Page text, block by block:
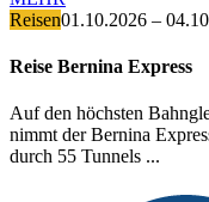
Reisen01.10.2026 –
Reise Bernina Express
Auf den höchsten
nimmt der Bernina
durch 55 Tunnels ...